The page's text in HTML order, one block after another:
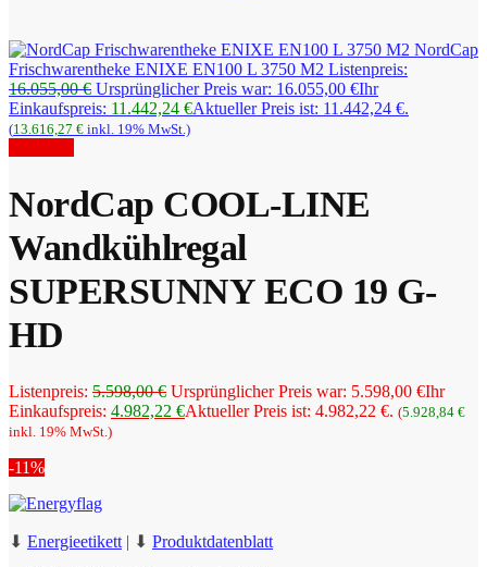
NordCap
Frischwarentheke ENIXE EN100 L 3750 M2 Listenpreis:
16.055,00€ Ursprünglicher Preis war: 16.055,00 €Ihr
Einkaufspreis: 11.442,24 €Aktueller Preis ist: 11.442,24 €.
(13.616,27 € inkl. 19% MwSt.)
NordCap COOL-LINE
Wandkühlregal
SUPERSUNNY ECO 19 G-
HD
Listenpreis: 5.598,00€ Ursprünglicher Preis war: 5.598,00 €Ihr
Einkaufspreis: 4.982,22 €Aktueller Preis ist: 4.982,22 €. (5.928,84 €
inkl. 19% MwSt.)
-11%
⬇ Energieetikett | ⬇ Produktdatenblatt